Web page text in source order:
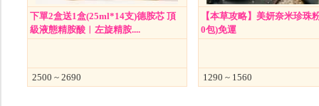
下單2盒送1盒(25ml*14支)德胺芯 頂
級液態精胺酸︱左旋精胺....
2500 ~ 2690
【本草攻略】美妍奈米珍珠
0包)免運
1290 ~ 1560